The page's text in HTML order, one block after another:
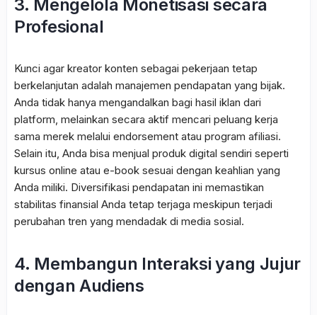
3. Mengelola Monetisasi secara
Profesional
Kunci agar kreator konten sebagai pekerjaan tetap
berkelanjutan adalah manajemen pendapatan yang bijak.
Anda tidak hanya mengandalkan bagi hasil iklan dari
platform, melainkan secara aktif mencari peluang kerja
sama merek melalui endorsement atau program afiliasi.
Selain itu, Anda bisa menjual produk digital sendiri seperti
kursus online atau e-book sesuai dengan keahlian yang
Anda miliki. Diversifikasi pendapatan ini memastikan
stabilitas finansial Anda tetap terjaga meskipun terjadi
perubahan tren yang mendadak di media sosial.
4. Membangun Interaksi yang Jujur
dengan Audiens